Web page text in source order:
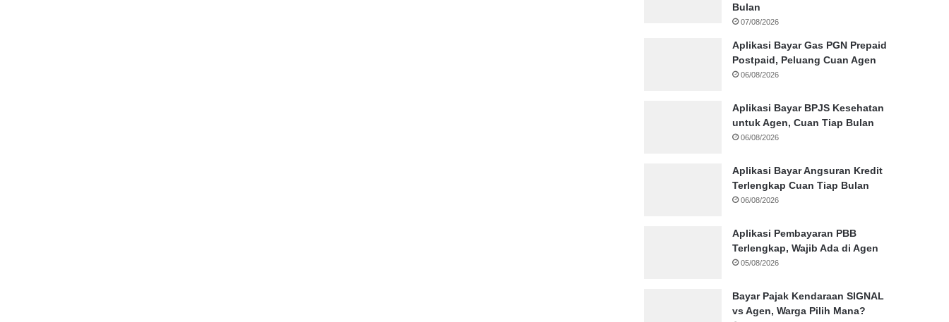
Bulan
07/08/2026
Aplikasi Bayar Gas PGN Prepaid
Postpaid, Peluang Cuan Agen
06/08/2026
Aplikasi Bayar BPJS Kesehatan
untuk Agen, Cuan Tiap Bulan
06/08/2026
Aplikasi Bayar Angsuran Kredit
Terlengkap Cuan Tiap Bulan
06/08/2026
Aplikasi Pembayaran PBB
Terlengkap, Wajib Ada di Agen
05/08/2026
Bayar Pajak Kendaraan SIGNAL
vs Agen, Warga Pilih Mana?